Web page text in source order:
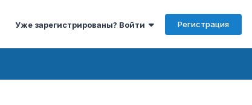
Уже зарегистрированы? Войти Регистрация